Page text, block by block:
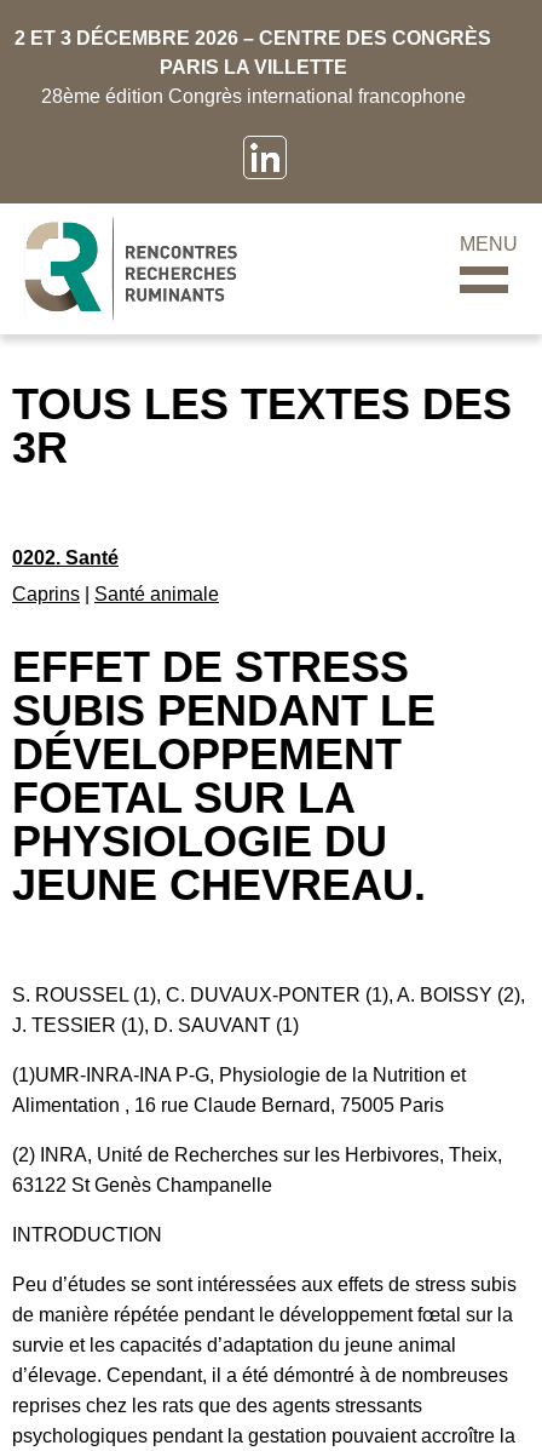
2 ET 3 DÉCEMBRE 2026 – CENTRE DES CONGRÈS
PARIS LA VILLETTE
28ème édition Congrès international francophone
MENU
TOUS LES TEXTES DES
3R
0202. Santé
Caprins
Santé animale
EFFET DE STRESS
SUBIS PENDANT LE
DÉVELOPPEMENT
FOETAL SUR LA
PHYSIOLOGIE DU
JEUNE CHEVREAU.
S. ROUSSEL (1), C. DUVAUX-PONTER (1), A. BOISSY (2),
J. TESSIER (1), D. SAUVANT (1)
(1)UMR-INRA-INA P-G, Physiologie de la Nutrition et
Alimentation , 16 rue Claude Bernard, 75005 Paris
(2) INRA, Unité de Recherches sur les Herbivores, Theix,
63122 St Genès Champanelle
INTRODUCTION
Peu d’études se sont intéressées aux effets de stress subis
de manière répétée pendant le développement fœtal sur la
survie et les capacités d’adaptation du jeune animal
d’élevage. Cependant, il a été démontré à de nombreuses
reprises chez les rats que des agents stressants
psychologiques pendant la gestation pouvaient accroître la